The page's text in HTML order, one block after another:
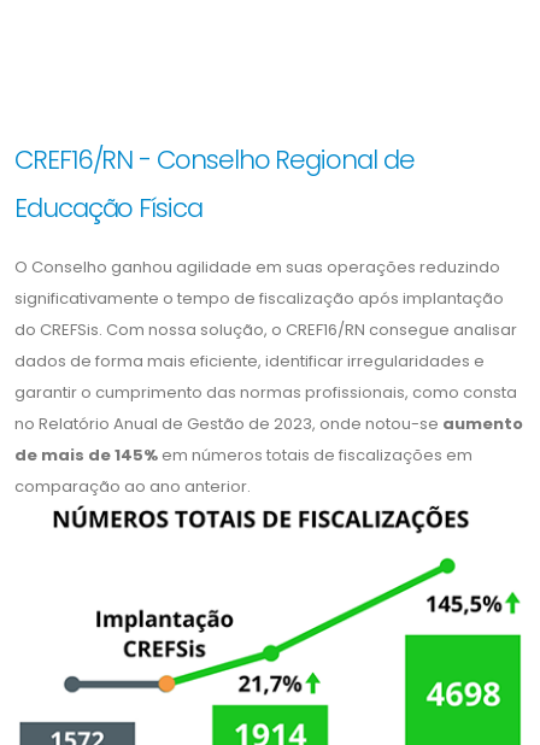
CREF16/RN - Conselho Regional de
Educação Física
O Conselho ganhou agilidade em suas operações reduzindo
significativamente o tempo de fiscalização após implantação
do CREFSis. Com nossa solução, o CREF16/RN consegue analisar
dados de forma mais eficiente, identificar irregularidades e
garantir o cumprimento das normas profissionais, como consta
no Relatório Anual de Gestão de 2023, onde notou-se aumento
de mais de 145% em números totais de fiscalizações em
comparação ao ano anterior.